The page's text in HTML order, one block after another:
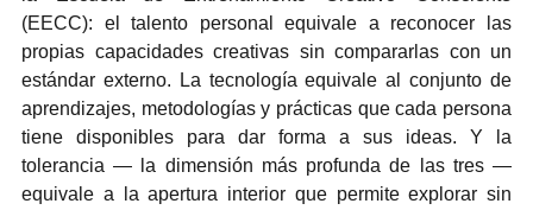
(EECC): el talento personal equivale a reconocer las
propias capacidades creativas sin compararlas con un
estándar externo. La tecnología equivale al conjunto de
aprendizajes, metodologías y prácticas que cada persona
tiene disponibles para dar forma a sus ideas. Y la
tolerancia — la dimensión más profunda de las tres —
equivale a la apertura interior que permite explorar sin